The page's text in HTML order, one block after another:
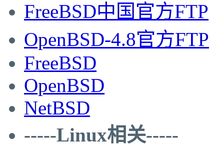
FreeBSD中国官方FTP
OpenBSD-4.8官方FTP
FreeBSD
OpenBSD
NetBSD
-----Linux相关-----